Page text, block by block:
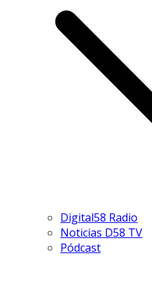
Digital58 Radio
Noticias D58 TV
Pódcast